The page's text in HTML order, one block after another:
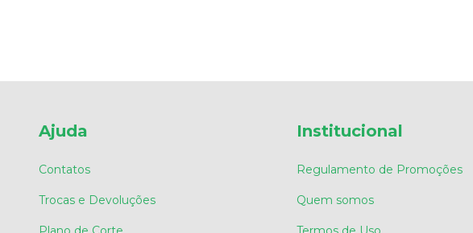
Ajuda
Contatos
Trocas e Devoluções
Institucional
Regulamento de Promoções
Quem somos